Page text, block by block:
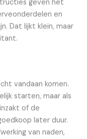
geven het
en
Dat lijkt klein, maar
vandaan komen.
starten, maar als
of de
later duur.
van naden,